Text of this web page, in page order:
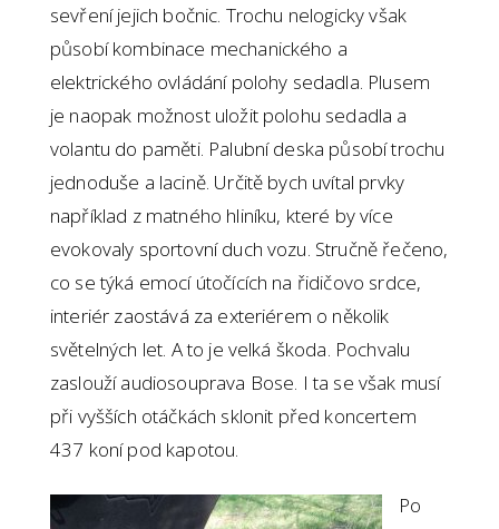
sevření jejich bočnic. Trochu nelogicky však
působí kombinace mechanického a
elektrického ovládání polohy sedadla. Plusem
je naopak možnost uložit polohu sedadla a
volantu do paměti. Palubní deska působí trochu
jednoduše a lacině. Určitě bych uvítal prvky
například z matného hliníku, které by více
evokovaly sportovní duch vozu. Stručně řečeno,
co se týká emocí útočících na řidičovo srdce,
interiér zaostává za exteriérem o několik
světelných let. A to je velká škoda. Pochvalu
zaslouží audiosouprava Bose. I ta se však musí
při vyšších otáčkách sklonit před koncertem
437 koní pod kapotou.
Po